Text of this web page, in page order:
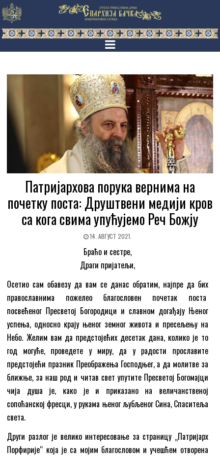
Патријархова порука вернима на
почетку поста: Друштвени медији кров
са кога свима упућујемо Реч Божју
14. АВГУСТ 2021.
Браћо и сестре,
Драги пријатељи,
Осетио сам обавезу да вам се данас обратим, најпре да бих
православнима пожелео благословен почетак поста
посвећеног Пресветој Богородици и славном догађају Њеног
успења, односно крају њеног земног живота и пресељењу на
Небо. Желим вам да предстојећих десетак дана, колико је то
год могуће, проведете у миру, да у радости прославите
предстојећи празник Преображења Господњег, а да молитве за
ближње, за наш род и читав свет упутите Пресветој Богомајци
чија душа је, како је и приказано на величанственој
сопоћанској фресци, у рукама њеног љубљеног Сина, Спаситеља
света.
Други разлог је велико интересовање за страницу „Патријарх
Порфирије“ која је са мојим благословом и учешћем отворена